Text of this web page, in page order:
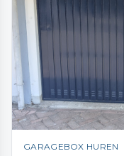
GARAGEBOX HUREN